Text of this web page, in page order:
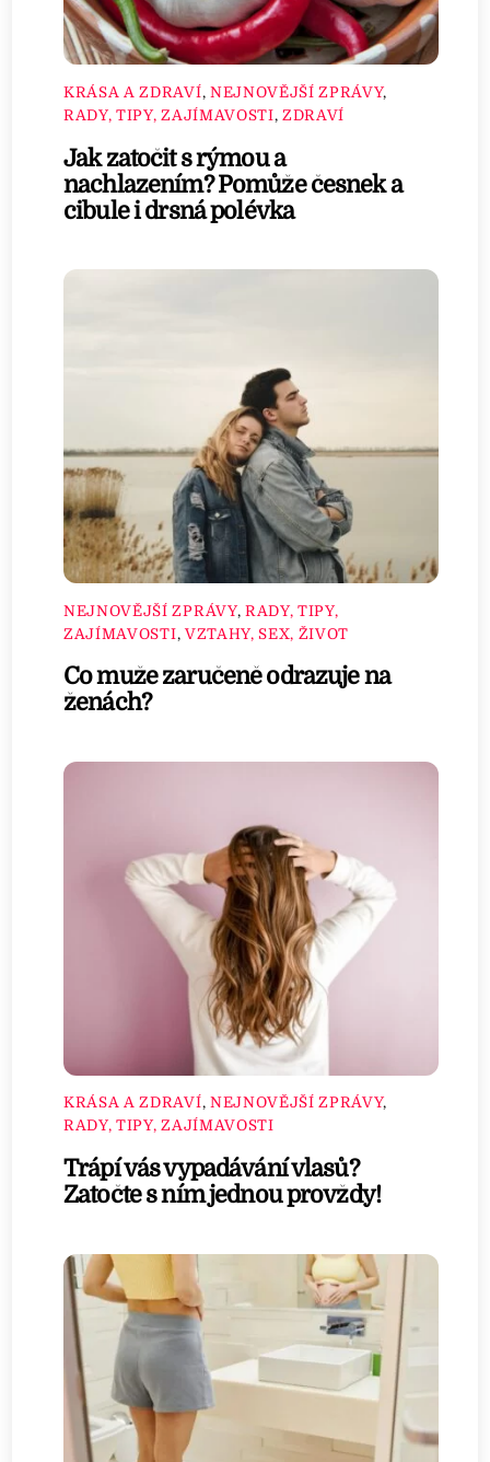
KRÁSA A ZDRAVÍ, NEJNOVĚJŠÍ ZPRÁVY,
RADY, TIPY, ZAJÍMAVOSTI, ZDRAVÍ
Jak zatočit s rýmou a
nachlazením? Pomůže česnek a
cibule i drsná polévka
NEJNOVĚJŠÍ ZPRÁVY, RADY, TIPY,
ZAJÍMAVOSTI, VZTAHY, SEX, ŽIVOT
Co muže zaručeně odrazuje na
ženách?
KRÁSA A ZDRAVÍ, NEJNOVĚJŠÍ ZPRÁVY,
RADY, TIPY, ZAJÍMAVOSTI
Trápí vás vypadávání vlasů?
Zatočte s ním jednou provždy!